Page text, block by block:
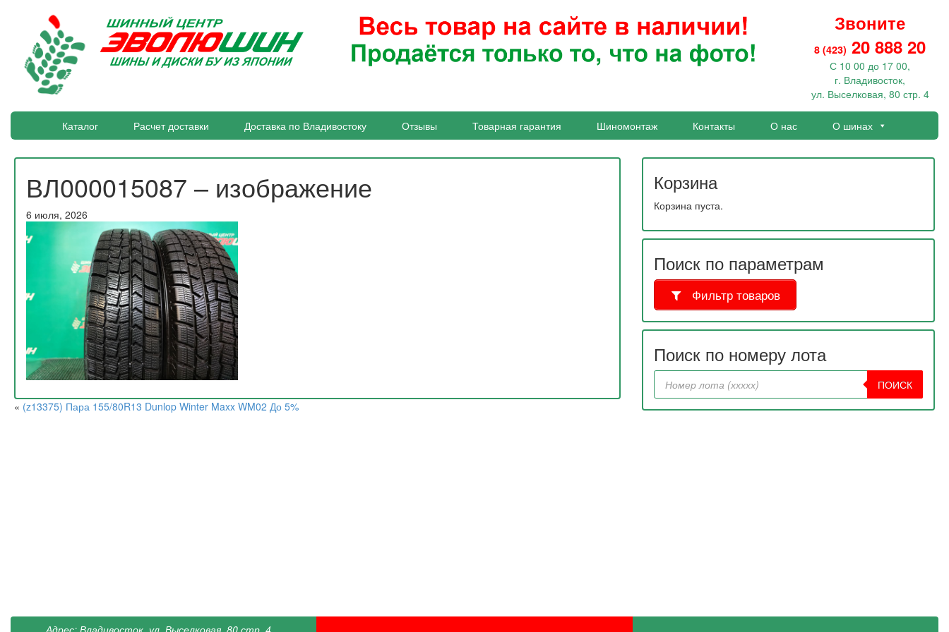
Звоните
8 (423) 20 888 20
С 10 00 до 17 00,
г. Владивосток,
ул. Выселковая, 80 стр. 4
Каталог Расчет доставки Доставка по Владивостоку Отзывы Товарная гарантия Шиномонтаж Контакты О нас О шинах
ВЛ000015087 – изображение
6 июля, 2026
« (z13375) Пара 155/80R13 Dunlop Winter Maxx WM02 До 5%
Корзина
Корзина пуста.
Поиск по параметрам
Фильтр товаров
Поиск по номеру лота
ПОИСК
Адрес: Владивосток, ул. Выселковая, 80 стр. 4